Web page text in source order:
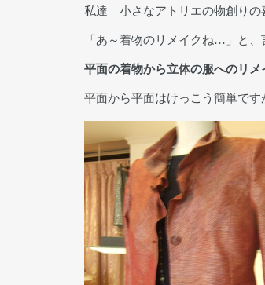
私達 小さなアトリエの物創りの
「あ～着物のリメイクね…」と
平面の着物から立体の服へのリメ
平面から平面はけっこう簡単で